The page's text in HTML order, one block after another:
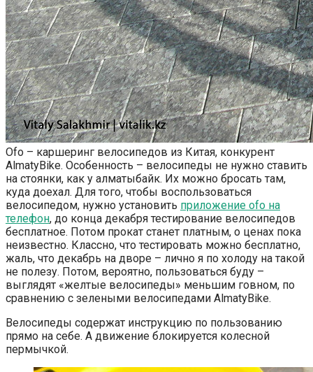
Ofo – каршеринг велосипедов из Китая, конкурент
AlmatyBike. Особенность – велосипеды не нужно ставить
на стоянки, как у алматыбайк. Их можно бросать там,
куда доехал. Для того, чтобы воспользоваться
велосипедом, нужно установить приложение ofo на
телефон, до конца декабря тестирование велосипедов
бесплатное. Потом прокат станет платным, о ценах пока
неизвестно. Классно, что тестировать можно бесплатно,
жаль, что декабрь на дворе – лично я по холоду на такой
не полезу. Потом, вероятно, пользоваться буду –
выглядят «желтые велосипеды» меньшим говном, по
сравнению с зелеными велосипедами AlmatyBike.
Велосипеды содержат инструкцию по пользованию
прямо на себе. А движение блокируется колесной
пермычкой.